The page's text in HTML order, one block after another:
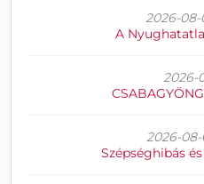
2026-08-
A
2026-
2026-08-
Szépséghibás